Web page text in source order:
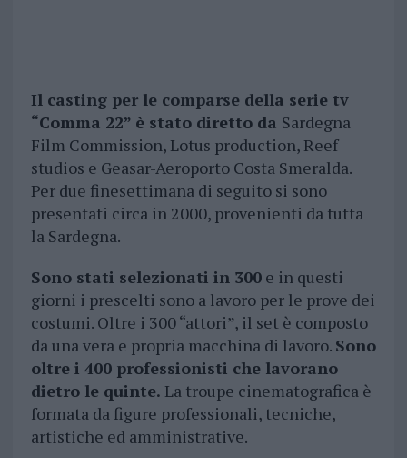
Il casting per le comparse della serie tv
“Comma 22” è stato diretto da Sardegna
Film Commission, Lotus production, Reef
studios e Geasar-Aeroporto Costa Smeralda.
Per due finesettimana di seguito si sono
presentati circa in 2000, provenienti da tutta
la Sardegna.
Sono stati selezionati in 300e in questi
giorni i prescelti sono a lavoro per le prove dei
costumi. Oltre i 300 “attori”, il set è composto
da una vera e propria macchina di lavoro. Sono
oltre i 400 professionisti che lavorano
dietro le quinte. La troupe cinematografica è
formata da figure professionali, tecniche,
artistiche ed amministrative.